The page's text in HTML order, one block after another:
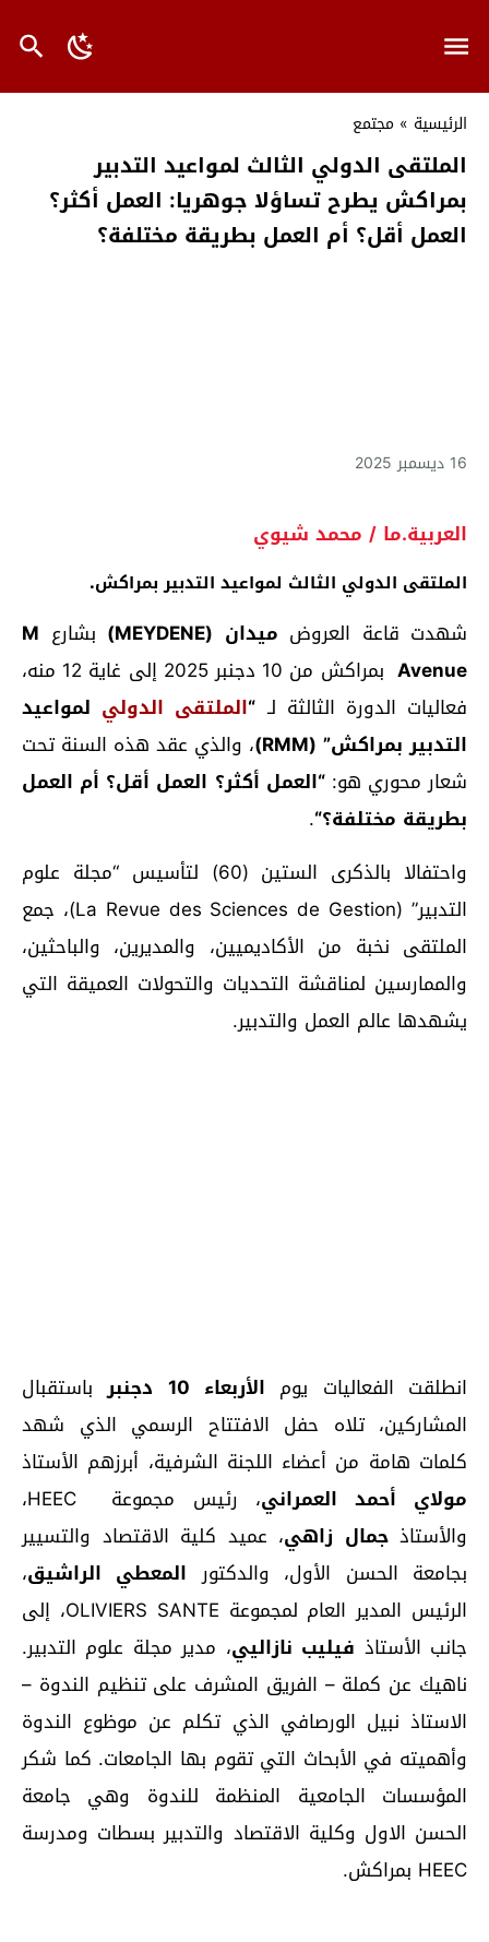
الرئيسية » مجتمع
الملتقى الدولي الثالث لمواعيد التدبير
بمراكش يطرح تساؤلا جوهريا: العمل أكثر؟
العمل أقل؟ أم العمل بطريقة مختلفة؟
16 ديسمبر 2025
العربية.ما / محمد شيوي
الملتقى الدولي الثالث لمواعيد التدبير بمراكش.
شهدت قاعة العروض ميدان (MEYDENE) بشارع M
Avenue
بمراكش من 10 دجنبر 2025 إلى غاية 12 منه،
فعاليات الدورة الثالثة لـ “الملتقى الدولي لمواعيد
التدبير بمراكش” (RMM)
، والذي عقد هذه السنة تحت
شعار محوري هو:“العمل أكثر؟ العمل أقل؟ أم العمل
بطريقة مختلفة؟“
.
واحتفالا بالذكرى الستين (60) لتأسيس “مجلة علوم
التدبير” (La Revue des Sciences de Gestion)، جمع
الملتقى نخبة من الأكاديميين، والمديرين، والباحثين،
والممارسين لمناقشة التحديات والتحولات العميقة التي
يشهدها عالم العمل والتدبير.
انطلقت الفعاليات يوم الأربعاء 10 دجنبر
باستقبال
المشاركين، تلاه حفل الافتتاح الرسمي الذي شهد
كلمات هامة من أعضاء اللجنة الشرفية، أبرزهم الأستاذ
مولاي أحمد العمراني
، رئيس مجموعة HEEC،
والأستاذجمال زاهي، عميد كلية الاقتصاد والتسيير
بجامعة الحسن الأول، والدكتور المعطي الراشيق،
الرئيس المدير العام لمجموعة OLIVIERS SANTE، إلى
جانب الأستاذ فيليب نازاليي، مدير مجلة علوم التدبير.
ناهيك عن كملة – الفريق المشرف على تنظيم الندوة –
الاستاذ نبيل الورصافي الذي تكلم عن موظوع الندوة
وأهميته في الأبحاث التي تقوم بها الجامعات. كما شكر
المؤسسات الجامعية المنظمة للندوة وهي جامعة
الحسن الاول وكلية الاقتصاد والتدبير بسطات ومدرسة
HEEC بمراكش.